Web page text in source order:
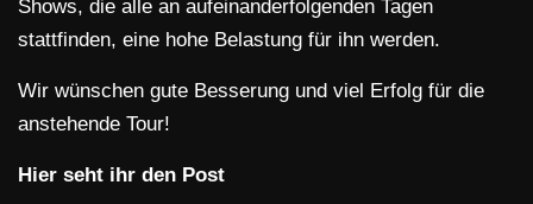
Shows, die alle an aufeinanderfolgenden Tagen
stattfinden, eine hohe Belastung für ihn werden.
Wir wünschen gute Besserung und viel Erfolg für die
anstehende Tour!
Hier seht ihr den Post